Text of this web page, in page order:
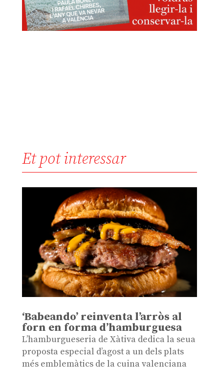
Et pot interessar
‘Babeando’ reinventa l’arròs al
forn en forma d’hamburguesa
L’hamburgueseria de Xàtiva dedica la seua
proposta especial d’agost a un dels plats
més emblemàtics de la cuina valenciana